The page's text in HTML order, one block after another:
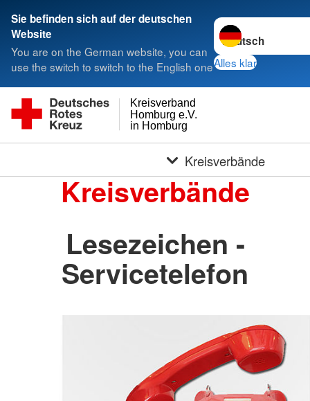
Sie befinden sich auf der deutschen
Website
You are on the German website, you can
use the switch to switch to the English one
Sprache wechseln
Alles klar
in Homburg
Homburg e.V.
Kreisverband
Kreisverbände
Kreisverbände
Lesezeichen -
Servicetelefon